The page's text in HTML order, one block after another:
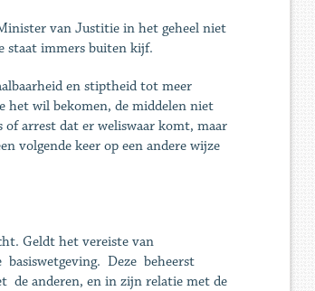
van Justitie in het geheel niet
staat immers buiten kijf.
en stiptheid tot meer
het wil bekomen, de middelen niet
arrest dat er weliswaar komt, maar
volgende keer op een andere wijze
Geldt het vereiste van
basiswetgeving. Deze beheerst
anderen, en in zijn relatie met de